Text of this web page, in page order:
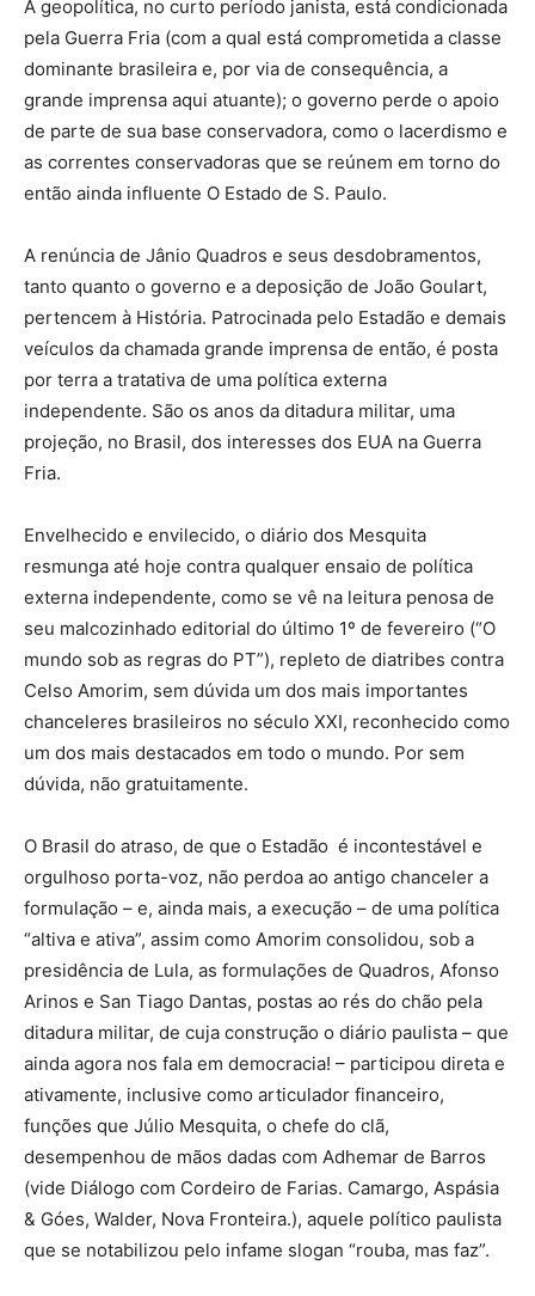
A geopolítica, no curto período janista, está condicionada
pela Guerra Fria (com a qual está comprometida a classe
dominante brasileira e, por via de consequência, a
grande imprensa aqui atuante); o governo perde o apoio
de parte de sua base conservadora, como o lacerdismo e
as correntes conservadoras que se reúnem em torno do
então ainda influente O Estado de S. Paulo.
A renúncia de Jânio Quadros e seus desdobramentos,
tanto quanto o governo e a deposição de João Goulart,
pertencem à História. Patrocinada pelo Estadão e demais
veículos da chamada grande imprensa de então, é posta
por terra a tratativa de uma política externa
independente. São os anos da ditadura militar, uma
projeção, no Brasil, dos interesses dos EUA na Guerra
Fria.
Envelhecido e envilecido, o diário dos Mesquita
resmunga até hoje contra qualquer ensaio de política
externa independente, como se vê na leitura penosa de
seu malcozinhado editorial do último 1º de fevereiro (“O
mundo sob as regras do PT”), repleto de diatribes contra
Celso Amorim, sem dúvida um dos mais importantes
chanceleres brasileiros no século XXI, reconhecido como
um dos mais destacados em todo o mundo. Por sem
dúvida, não gratuitamente.
O Brasil do atraso, de que o Estadão é incontestável e
orgulhoso porta-voz, não perdoa ao antigo chanceler a
formulação – e, ainda mais, a execução – de uma política
“altiva e ativa”, assim como Amorim consolidou, sob a
presidência de Lula, as formulações de Quadros, Afonso
Arinos e San Tiago Dantas, postas ao rés do chão pela
ditadura militar, de cuja construção o diário paulista – que
ainda agora nos fala em democracia! – participou direta e
ativamente, inclusive como articulador financeiro,
funções que Júlio Mesquita, o chefe do clã,
desempenhou de mãos dadas com Adhemar de Barros
(vide Diálogo com Cordeiro de Farias. Camargo, Aspásia
& Góes, Walder, Nova Fronteira.), aquele político paulista
que se notabilizou pelo infame slogan “rouba, mas faz”.